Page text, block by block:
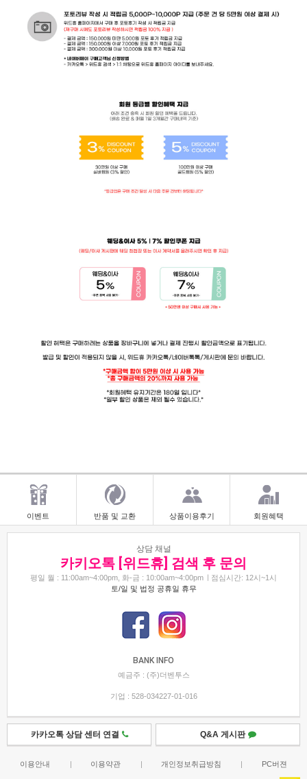
이벤트 반품 및 교환 상품이용후기 회원혜택
상담 채널
카키오톡 [위드휴] 검색 후 문의
평일 월 : 11:00am~4:00pm, 화-금 : 10:00am~4:00pm
점심시간: 12시~1시
토/일 및 법정 공휴일 휴무
BANK INFO
예금주 : (주)더벤투스
기업 : 528-034227-01-016
카카오톡 상담 센터 연결 Q&A 게시판
이용안내 | 이용약관 | 개인정보취급방침 | PC버젼